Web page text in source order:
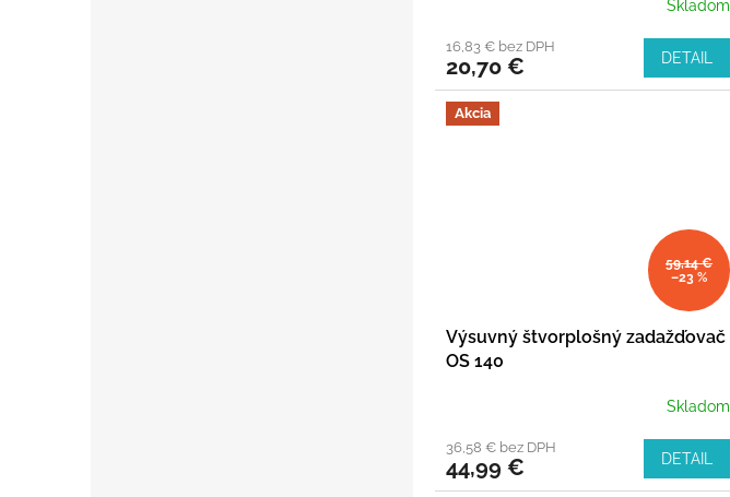
Skladom
16,83 € bez DPH
20,70 € DETAIL
Akcia
59,14 €
–23 %
Výsuvný štvorplošný zadažďovač
OS 140
Skladom
36,58 € bez DPH
44,99 € DETAIL